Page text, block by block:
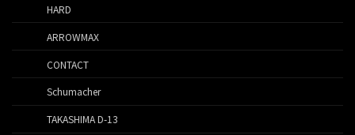
HARD
ARROWMAX
CONTACT
Schumacher
TAKASHIMA D-13